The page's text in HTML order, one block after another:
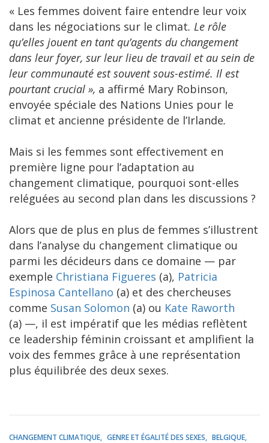
« Les femmes doivent faire entendre leur voix
dans les négociations sur le climat. Le rôle
qu’elles jouent en tant qu’agents du changement
dans leur foyer, sur leur lieu de travail et au sein de
leur communauté est souvent sous-estimé. Il est
pourtant crucial », a affirmé Mary Robinson,
envoyée spéciale des Nations Unies pour le
climat et ancienne présidente de l’Irlande.
Mais si les femmes sont effectivement en
première ligne pour l’adaptation au
changement climatique, pourquoi sont-elles
reléguées au second plan dans les discussions ?
Alors que de plus en plus de femmes s’illustrent
dans l’analyse du changement climatique ou
parmi les décideurs dans ce domaine — par
exemple Christiana Figueres (a), Patricia
Espinosa Cantellano (a) et des chercheuses
comme Susan Solomon (a) ou Kate Raworth
(a) —, il est impératif que les médias reflètent
ce leadership féminin croissant et amplifient la
voix des femmes grâce à une représentation
plus équilibrée des deux sexes.
CHANGEMENT CLIMATIQUE GENRE ET ÉGALITÉ DES SEXES
BELGIQUE